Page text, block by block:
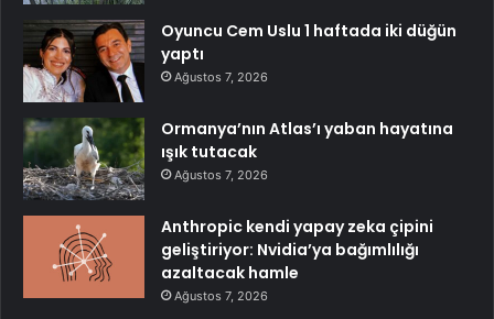
Oyuncu Cem Uslu 1 haftada iki düğün
yaptı
Ağustos 7, 2026
Ormanya’nın Atlas’ı yaban hayatına
ışık tutacak
Ağustos 7, 2026
Anthropic kendi yapay zeka çipini
geliştiriyor: Nvidia’ya bağımlılığı
azaltacak hamle
Ağustos 7, 2026